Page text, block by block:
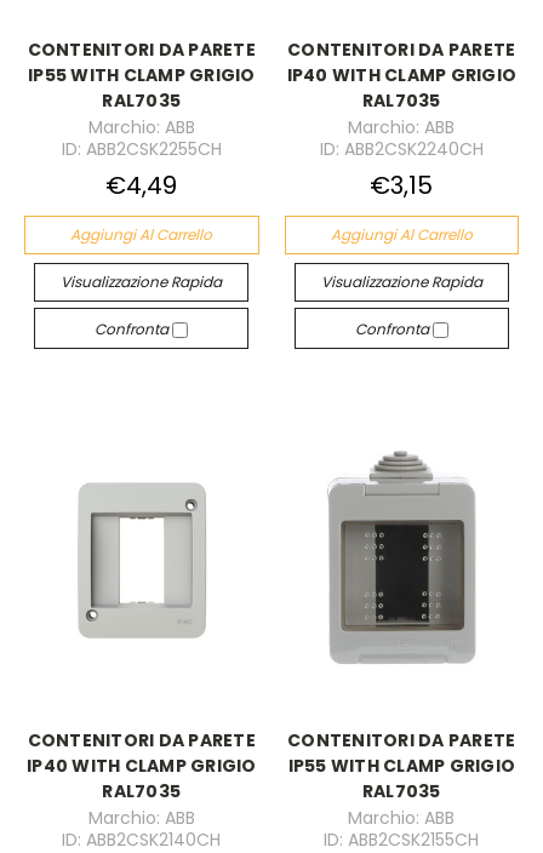
CONTENITORI DA PARETE
IP55 WITH CLAMP GRIGIO
RAL7035
Marchio: ABB
ID: ABB2CSK2255CH
€4,49
Aggiungi Al Carrello
Visualizzazione Rapida
Confronta
CONTENITORI DA PARETE
IP40 WITH CLAMP GRIGIO
RAL7035
Marchio: ABB
ID: ABB2CSK2240CH
€3,15
Aggiungi Al Carrello
Visualizzazione Rapida
Confronta
CONTENITORI DA PARETE
IP40 WITH CLAMP GRIGIO
RAL7035
Marchio: ABB
ID: ABB2CSK2140CH
CONTENITORI DA PARETE
IP55 WITH CLAMP GRIGIO
RAL7035
Marchio: ABB
ID: ABB2CSK2155CH